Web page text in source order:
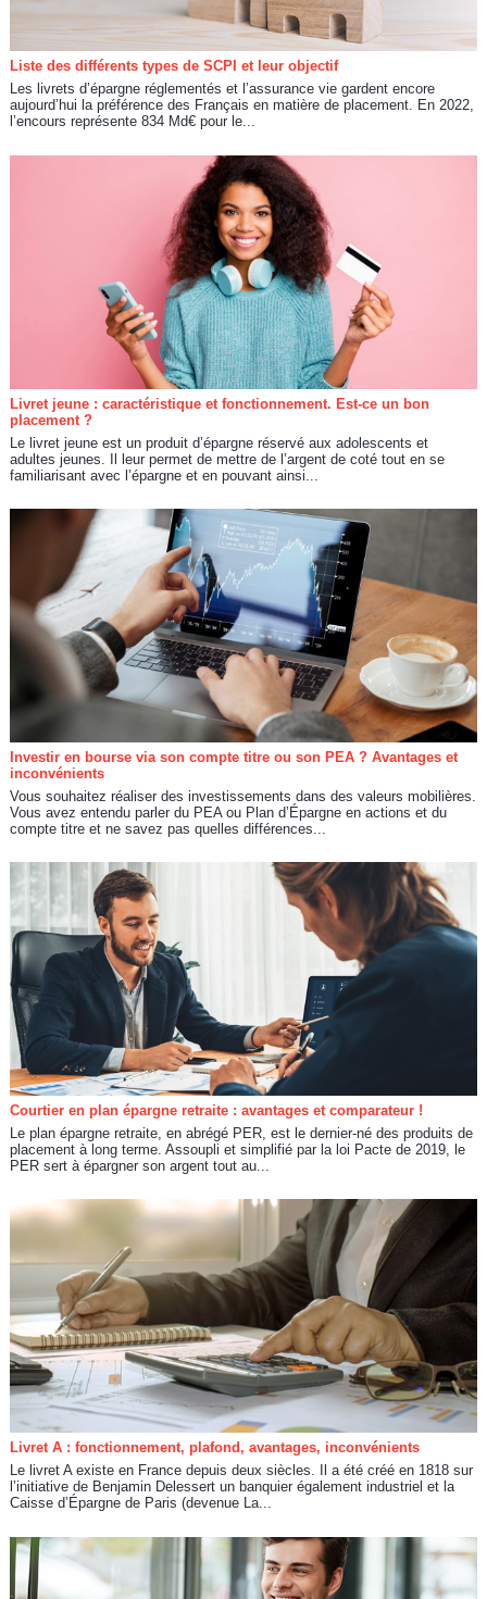
Liste des différents types de SCPI et leur objectif
Les livrets d’épargne réglementés et l’assurance vie gardent encore
aujourd’hui la préférence des Français en matière de placement. En 2022,
l’encours représente 834 Md€ pour le...
Livret jeune : caractéristique et fonctionnement. Est-ce un bon
placement ?
Le livret jeune est un produit d’épargne réservé aux adolescents et
adultes jeunes. Il leur permet de mettre de l’argent de coté tout en se
familiarisant avec l’épargne et en pouvant ainsi...
Investir en bourse via son compte titre ou son PEA ? Avantages et
inconvénients
Vous souhaitez réaliser des investissements dans des valeurs mobilières.
Vous avez entendu parler du PEA ou Plan d’Épargne en actions et du
compte titre et ne savez pas quelles différences...
Courtier en plan épargne retraite : avantages et comparateur !
Le plan épargne retraite, en abrégé PER, est le dernier-né des produits de
placement à long terme. Assoupli et simplifié par la loi Pacte de 2019, le
PER sert à épargner son argent tout au...
Livret A : fonctionnement, plafond, avantages, inconvénients
Le livret A existe en France depuis deux siècles. Il a été créé en 1818 sur
l’initiative de Benjamin Delessert un banquier également industriel et la
Caisse d’Épargne de Paris (devenue La...